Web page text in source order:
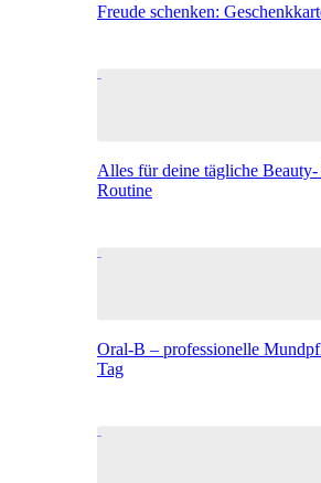
Freude schenken:
Alles für deine tägliche
Routine
Oral-B – professionelle
Tag